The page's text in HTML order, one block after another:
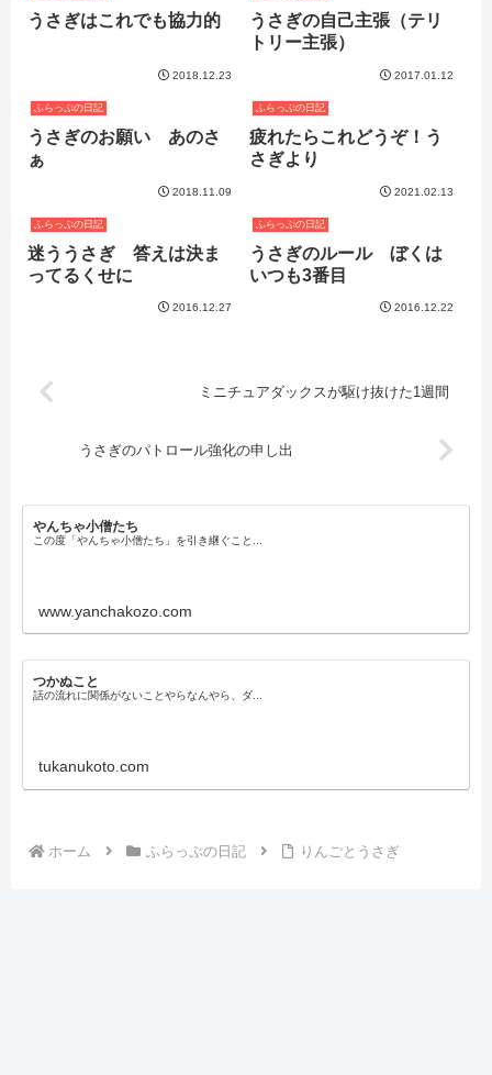
うさぎはこれでも協力的
2018.12.23
うさぎの自己主張（テリ
トリー主張）
2017.01.12
ふらっぷの日記
うさぎのお願い あのさ
ぁ
2018.11.09
ふらっぷの日記
疲れたらこれどうぞ！う
さぎより
2021.02.13
ふらっぷの日記
迷ううさぎ 答えは決ま
ってるくせに
2016.12.27
ふらっぷの日記
うさぎのルール ぼくは
いつも3番目
2016.12.22
ミニチュアダックスが駆け抜けた1週間
うさぎのパトロール強化の申し出
やんちゃ小僧たち
この度「やんちゃ小僧たち」を引き継ぐこと...
www.yanchakozo.com
つかぬこと
話の流れに関係がないことやらなんやら、ダ...
tukanukoto.com
ホーム ふらっぷの日記 りんごとうさぎ